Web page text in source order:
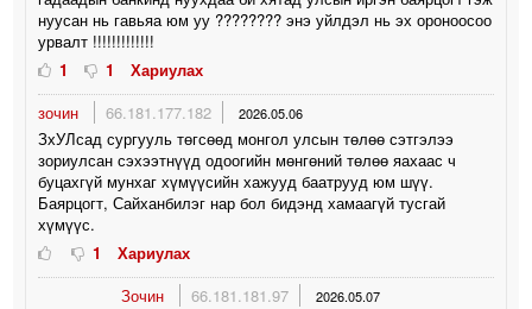
нуусан нь гавьяа юм уу ???????? энэ уйлдэл нь эх ороноосоо
урвалт !!!!!!!!!!!!!
1
1
Хариулах
зочин
66.181.177.182 2026.05.06
ЗхУЛсад сургууль төгсөөд монгол улсын төлөө сэтгэлээ
зориулсан сэхээтнүүд одоогийн мөнгөний төлөө яахаас ч
буцахгүй мунхаг хүмүүсийн хажууд баатрууд юм шүү.
Баярцогт, Сайханбилэг нар бол бидэнд хамаагүй тусгай
хүмүүс.
1
Хариулах
Зочин
66.181.181.97 2026.05.07